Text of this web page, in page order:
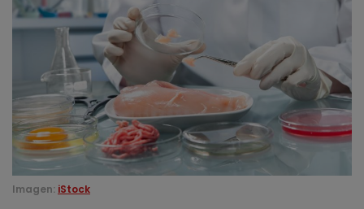
Imagen: iStock